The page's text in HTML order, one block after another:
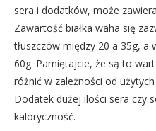
sera i dodatków, może
Zawartość białka waha się
tłuszczów między 20 a 35g,
60g. Pamiętajcie, że są to
różnić w zależności od
Dodatek dużej ilości sera czy
kaloryczność.